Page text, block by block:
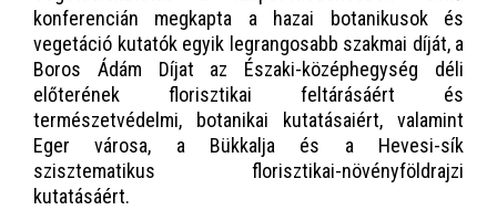
konferencián megkapta a hazai botanikusok és
vegetáció kutatók egyik legrangosabb szakmai díját, a
Boros Ádám Díjat az Északi-középhegység déli
előterének florisztikai feltárásáért és
természetvédelmi, botanikai kutatásaiért, valamint
Eger városa, a Bükkalja és a Hevesi-sík
szisztematikus florisztikai-növényföldrajzi
kutatásáért.